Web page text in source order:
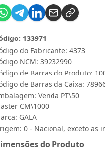
do Fabricante: 4373
133971
NCM: 39232990
de Barras do Produto:
de Barras da Caixa:
Venda PT\50
CM\1000
GALA
0 - Nacional, exceto as
do Produto